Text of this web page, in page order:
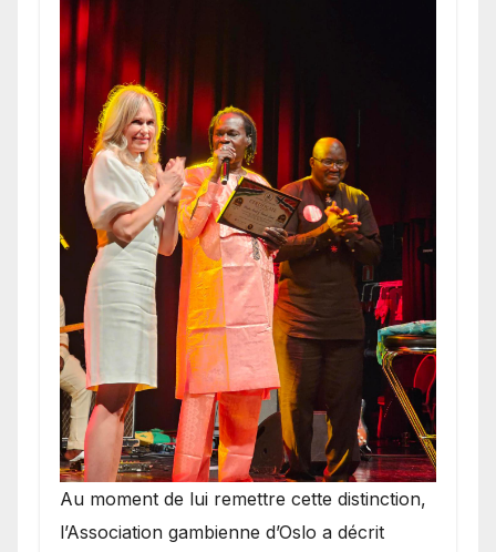
​Au moment de lui remettre cette distinction,
l’Association gambienne d’Oslo a décrit